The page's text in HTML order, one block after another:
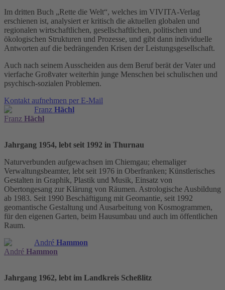
Im dritten Buch „Rette die Welt“, welches im VIVITA-Verlag
erschienen ist, analysiert er kritisch die aktuellen globalen und
regionalen wirtschaftlichen, gesellschaftlichen, politischen und
ökologischen Strukturen und Prozesse, und gibt dann individuelle
Antworten auf die bedrängenden Krisen der Leistungsgesellschaft.
Auch nach seinem Ausscheiden aus dem Beruf berät der Vater und
vierfache Großvater weiterhin junge Menschen bei schulischen und
psychisch-sozialen Problemen.
Kontakt aufnehmen per E-Mail
Franz Hächl
Franz Hächl
Jahrgang 1954, lebt seit 1992 in Thurnau
Naturverbunden aufgewachsen im Chiemgau; ehemaliger
Verwaltungsbeamter, lebt seit 1976 in Oberfranken; Künstlerisches
Gestalten in Graphik, Plastik und Musik, Einsatz von
Obertongesang zur Klärung von Räumen. Astrologische Ausbildung
ab 1983. Seit 1990 Beschäftigung mit Geomantie, seit 1992
geomantische Gestaltung und Ausarbeitung von Kosmogrammen,
für den eigenen Garten, beim Hausumbau und auch im öffentlichen
Raum.
André Hammon
André Hammon
Jahrgang 1962, lebt im Landkreis Scheßlitz